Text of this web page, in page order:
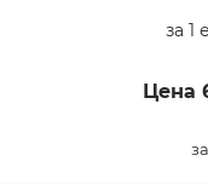
за 1
Цена